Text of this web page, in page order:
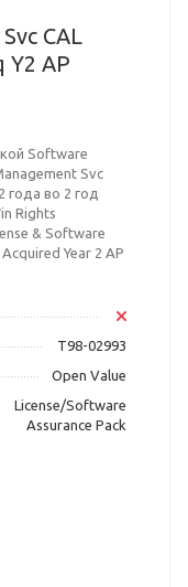
CAL
Y2 AP
Software
Svc
года во 2 год
Rights
& Software
Year 2 AP
T98-02993
Open Value
License/Software
Assurance Pack